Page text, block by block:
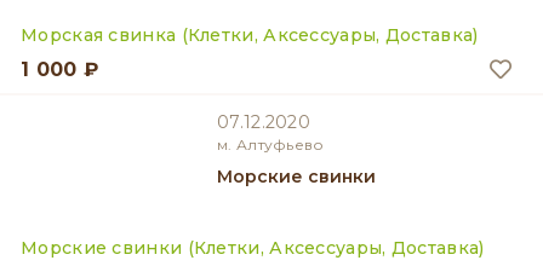
Морская свинка (Клетки, Аксессуары, Доставка)
1 000 ₽
07.12.2020
м. Алтуфьево
Морские свинки
Морские свинки (Клетки, Аксессуары, Доставка)